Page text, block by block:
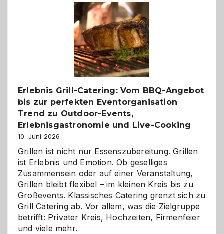
–
die
Gelegenheit,
neue
Reiseziele
zu
entdecken
Erlebnis Grill-Catering: Vom BBQ-Angebot
bis zur perfekten Eventorganisation
Trend zu Outdoor-Events,
Erlebnisgastronomie und Live-Cooking
10. Juni 2026
Grillen ist nicht nur Essenszubereitung. Grillen
ist Erlebnis und Emotion. Ob geselliges
Zusammensein oder auf einer Veranstaltung,
Grillen bleibt flexibel – im kleinen Kreis bis zu
Großevents. Klassisches Catering grenzt sich zu
Grill Catering ab. Vor allem, was die Zielgruppe
betrifft: Privater Kreis, Hochzeiten, Firmenfeier
und viele mehr.